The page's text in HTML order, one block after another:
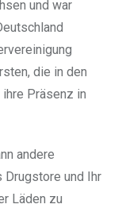
und war
die in den
Präsenz in
andere
Drugstore und Ihr
Läden zu